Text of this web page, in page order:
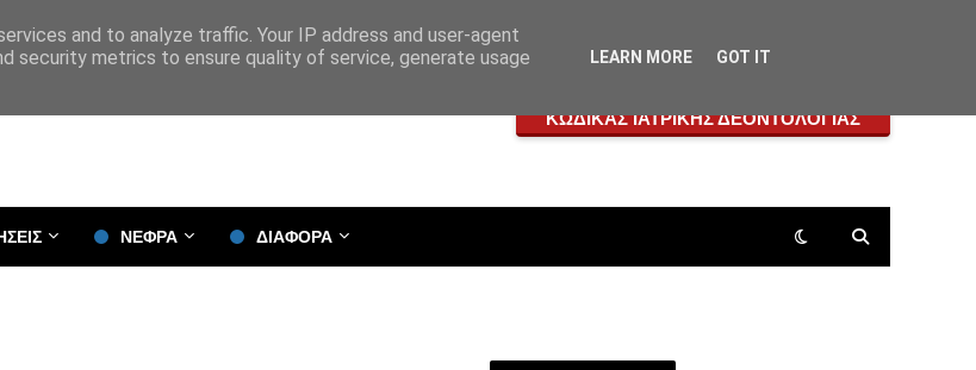
ΚΩΔΙΚΑΣ ΙΑΤΡΙΚΗΣ ΔΕΟΝΤΟΛΟΓΙΑΣ
ΝΕΦΡΑ ΔΙΑΦΟΡΑ
and to analyze traffic. Your IP address and user-agent
security metrics to ensure quality of service, generate usage
LEARN MORE GOT IT